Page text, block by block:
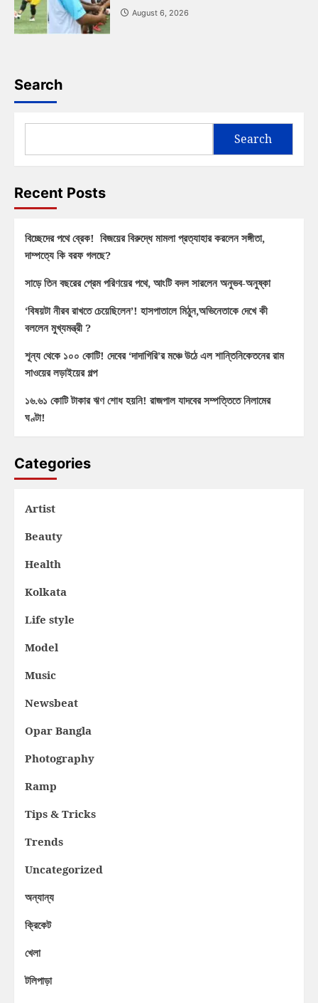
August 6, 2026
Search
Search
Recent Posts
বিচ্ছেদের পথে ব্রেক! বিজয়ের বিরুদ্ধে মামলা প্রত্যাহার করলেন সঙ্গীতা,
দাম্পত্যে কি বরফ গলছে?
সাড়ে তিন বছরের প্রেম পরিণয়ের পথে, আংটি বদল সারলেন অনুভব-অনুষ্কা
‘বিষয়টা নীরব রাখতে চেয়েছিলেন’! হাসপাতালে মিঠুন,অভিনেতাকে দেখে কী
বললেন মুখ্যমন্ত্রী ?
শূন্য থেকে ১০০ কোটি! দেবের ‘দাদাগিরি’র মঞ্চে উঠে এল শান্তিনিকেতনের রাম
সাওয়ের লড়াইয়ের গল্প
১৬.৬১ কোটি টাকার ঋণ শোধ হয়নি! রাজপাল যাদবের সম্পত্তিতে নিলামের
ঘণ্টা!
Categories
Artist
Beauty
Health
Kolkata
Life style
Model
Music
Newsbeat
Opar Bangla
Photography
Ramp
Tips & Tricks
Trends
Uncategorized
অন্যান্য
ক্রিকেট
খেলা
টলিপাড়া